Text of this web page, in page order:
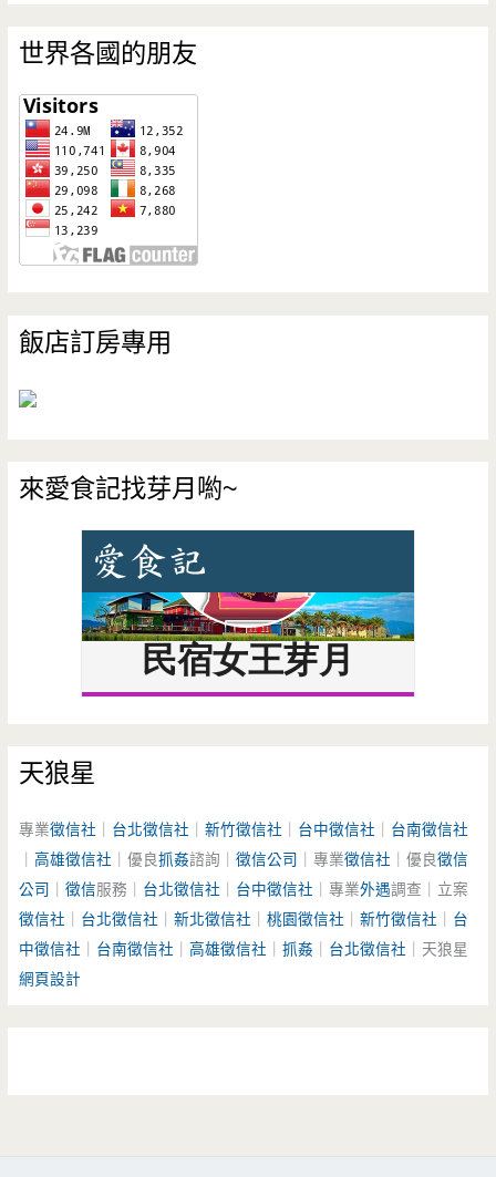
世界各國的朋友
飯店訂房專用
來愛食記找芽月喲~
天狼星
專業徵信社 台北徵信社 ｜新竹徵信社 台中徵信社
台南徵信社
｜高雄徵信社 ｜優良抓姦諮詢｜徵信公司 ｜專業徵信社 ｜優良徵信
公司 ｜徵信服務｜ 台北徵信社 台中徵信社 ｜專業外遇調查｜立案
徵信社
台北徵信社 ｜新北徵信社 ｜桃園徵信社 ｜新竹徵信社
台
中徵信社
台南徵信社 ｜高雄徵信社 ｜抓姦 台北徵信社 ｜天狼星
網頁設計